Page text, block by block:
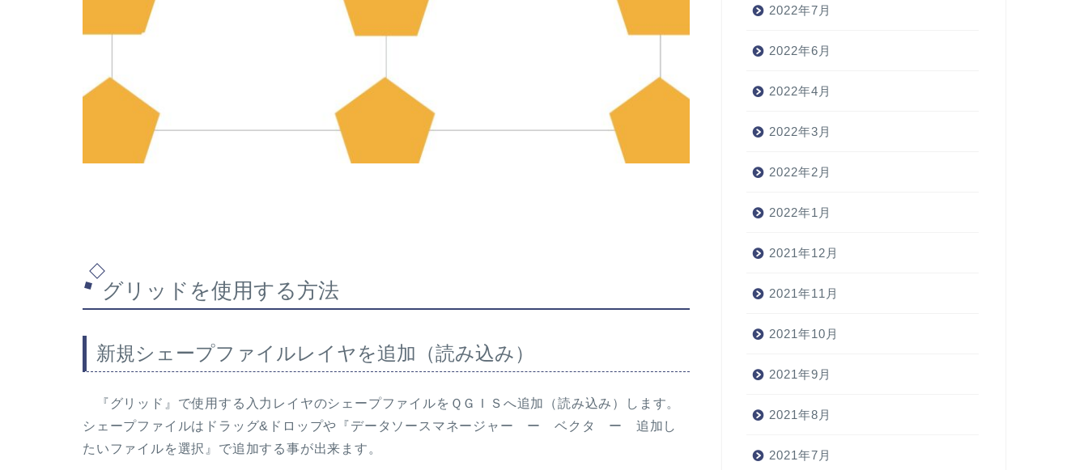
グリッドを使用する方法
新規シェープファイルレイヤを追加（読み込み）
『グリッド』で使用する入力レイヤのシェープファイルをＱＧＩＳへ追加（読み込み）します。
シェープファイルはドラッグ&ドロップや『データソースマネージャー ー ベクタ ー 追加し
たいファイルを選択』で追加する事が出来ます。
2022年7月
2022年6月
2022年4月
2022年3月
2022年2月
2022年1月
2021年12月
2021年11月
2021年10月
2021年9月
2021年8月
2021年7月